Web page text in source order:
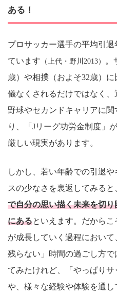
ある！
プロサッカー選手の平均引
ています （上代・野川2013）
。
歳）や相撲（およそ32歳）
儀なくされるだけではなく
野球やセカンドキャリアに
り、「Jリーグ功労金制度」
厳しい現実があります。
しかし、若い年齢での引退
スの少なさを裏返してみると
で自分の思い描く未来を切
にあるといえます。だから
が成長していく過程におい
残らない」時間の過ごし方
てみたけれど、「やっぱり
や、様々な経験や体験を通